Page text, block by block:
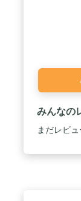
みんなの
まだレビ